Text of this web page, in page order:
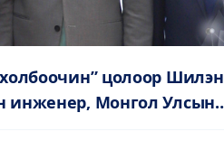
холбоочин” цолоор Шилэн
инженер, Монгол Улсын